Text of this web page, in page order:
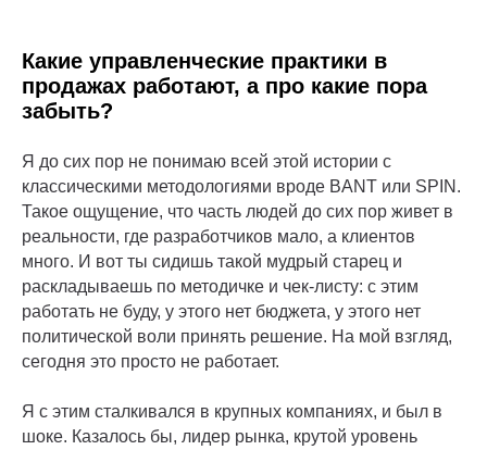
Какие управленческие практики в
продажах работают, а про какие пора
забыть?
Я до сих пор не понимаю всей этой истории с
классическими методологиями вроде BANT или SPIN.
Такое ощущение, что часть людей до сих пор живет в
реальности, где разработчиков мало, а клиентов
много. И вот ты сидишь такой мудрый старец и
раскладываешь по методичке и чек-листу: с этим
работать не буду, у этого нет бюджета, у этого нет
политической воли принять решение. На мой взгляд,
сегодня это просто не работает.
Я с этим сталкивался в крупных компаниях, и был в
шоке. Казалось бы, лидер рынка, крутой уровень